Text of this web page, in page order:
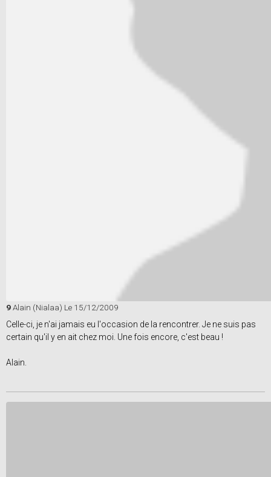
9Alain (Nialaa) Le 15/12/2009
Celle-ci, je n'ai jamais eu l'occasion de la rencontrer. Je ne suis pas
certain qu'il y en ait chez moi. Une fois encore, c'est beau !
Alain.